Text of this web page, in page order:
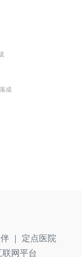
成
｜
定点医院
联网平台